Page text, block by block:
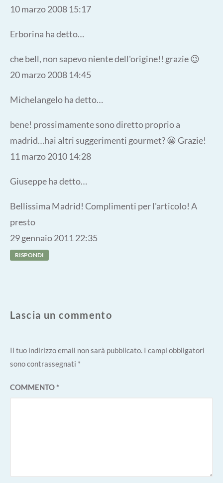
10 marzo 2008 15:17
Erborina ha detto…
che bell, non sapevo niente dell'origine!! grazie 😉
20 marzo 2008 14:45
Michelangelo ha detto…
bene! prossimamente sono diretto proprio a
madrid…hai altri suggerimenti gourmet? 😀 Grazie!
11 marzo 2010 14:28
Giuseppe ha detto…
Bellissima Madrid! Complimenti per l'articolo! A
presto
29 gennaio 2011 22:35
RISPONDI
Lascia un commento
Il tuo indirizzo email non sarà pubblicato. I campi obbligatori
sono contrassegnati *
COMMENTO*